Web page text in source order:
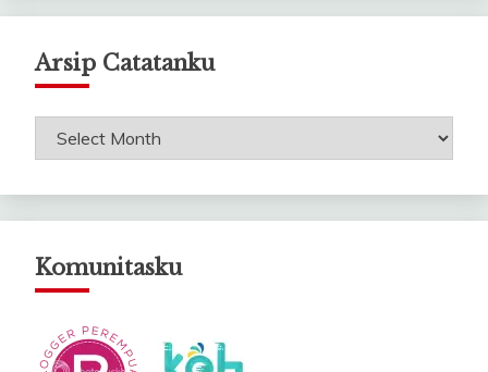
Arsip Catatanku
Arsip
Komunitasku